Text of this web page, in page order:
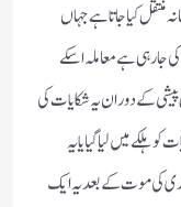
منتقل کیا جاتا ہے جہاں
جارہی ہے معاملہ اسکے
پیشی کے دوران یہ شکایات کی
ہلکے میں لیا گیا یا یہ
کی موت کے بعد یہ ایک